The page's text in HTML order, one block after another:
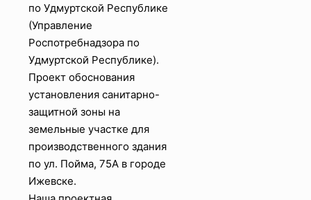
по Удмуртской Республике
(Управление
Роспотребнадзора по
Удмуртской Республике).
Проект обоснования
установления санитарно-
защитной зоны на
земельные участке для
производственного здания
по ул. Пойма, 75А в городе
Ижевске.